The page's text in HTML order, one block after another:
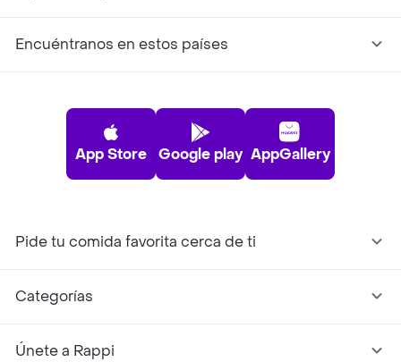
Encuéntranos en estos países
App Store Google play AppGallery
Pide tu comida favorita cerca de ti
Categorías
Únete a Rappi